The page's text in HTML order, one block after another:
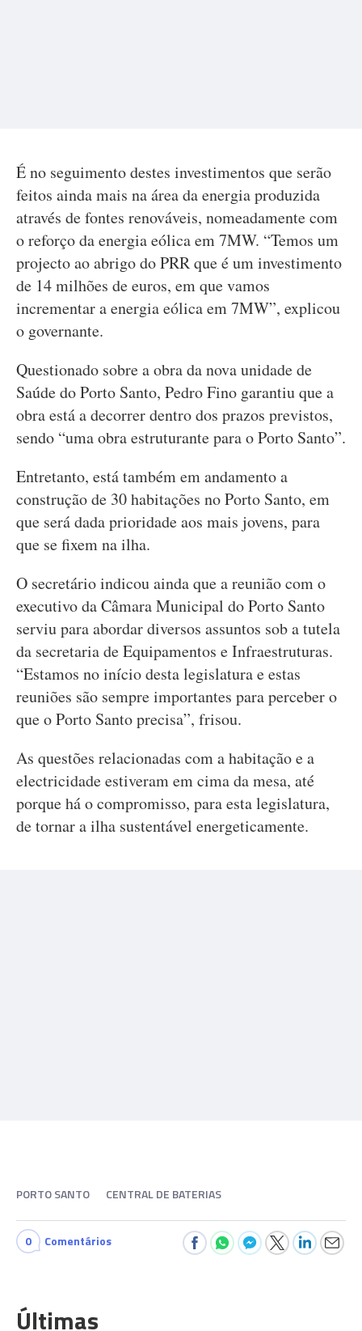
É no seguimento destes investimentos que serão
feitos ainda mais na área da energia produzida
através de fontes renováveis, nomeadamente com
o reforço da energia eólica em 7MW. “Temos um
projecto ao abrigo do PRR que é um investimento
de 14 milhões de euros, em que vamos
incrementar a energia eólica em 7MW”, explicou
o governante.
Questionado sobre a obra da nova unidade de
Saúde do Porto Santo, Pedro Fino garantiu que a
obra está a decorrer dentro dos prazos previstos,
sendo “uma obra estruturante para o Porto Santo”.
Entretanto, está também em andamento a
construção de 30 habitações no Porto Santo, em
que será dada prioridade aos mais jovens, para
que se fixem na ilha.
O secretário indicou ainda que a reunião com o
executivo da Câmara Municipal do Porto Santo
serviu para abordar diversos assuntos sob a tutela
da secretaria de Equipamentos e Infraestruturas.
“Estamos no início desta legislatura e estas
reuniões são sempre importantes para perceber o
que o Porto Santo precisa”, frisou.
As questões relacionadas com a habitação e a
electricidade estiveram em cima da mesa, até
porque há o compromisso, para esta legislatura,
de tornar a ilha sustentável energeticamente.
PORTO SANTO CENTRAL DE BATERIAS
0 Comentários
Últimas